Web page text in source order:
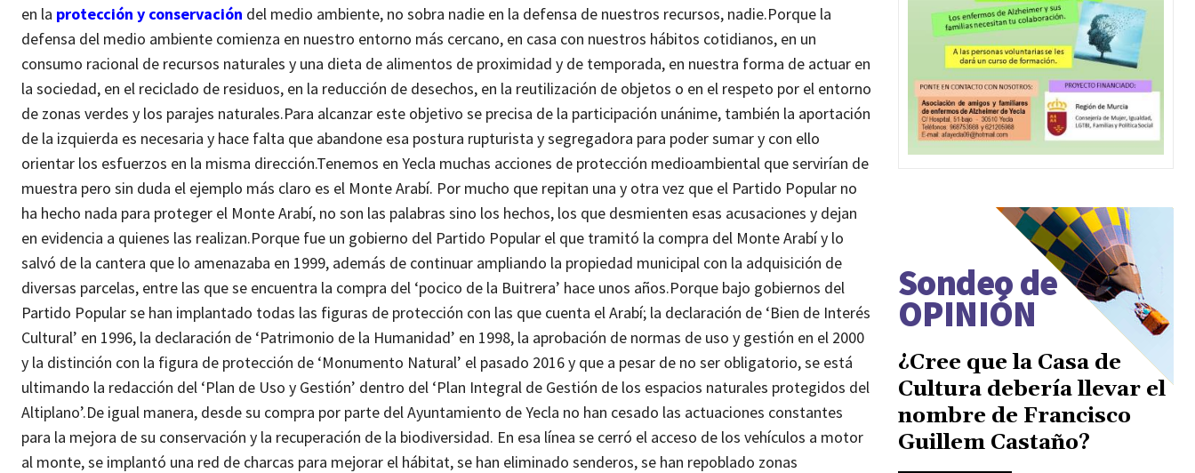
en la protección y conservación del medio ambiente, no sobra nadie en la defensa de nuestros recursos, nadie.Porque la
defensa del medio ambiente comienza en nuestro entorno más cercano, en casa con nuestros hábitos cotidianos, en un
consumo racional de recursos naturales y una dieta de alimentos de proximidad y de temporada, en nuestra forma de actuar en
la sociedad, en el reciclado de residuos, en la reducción de desechos, en la reutilización de objetos o en el respeto por el entorno
de zonas verdes y los parajes naturales.Para alcanzar este objetivo se precisa de la participación unánime, también la aportación
de la izquierda es necesaria y hace falta que abandone esa postura rupturista y segregadora para poder sumar y con ello
orientar los esfuerzos en la misma dirección.Tenemos en Yecla muchas acciones de protección medioambiental que servirían de
muestra pero sin duda el ejemplo más claro es el Monte Arabí. Por mucho que repitan una y otra vez que el Partido Popular no
ha hecho nada para proteger el Monte Arabí, no son las palabras sino los hechos, los que desmienten esas acusaciones y dejan
en evidencia a quienes las realizan.Porque fue un gobierno del Partido Popular el que tramitó la compra del Monte Arabí y lo
salvó de la cantera que lo amenazaba en 1999, además de continuar ampliando la propiedad municipal con la adquisición de
diversas parcelas, entre las que se encuentra la compra del ‘pocico de la Buitrera’ hace unos años.Porque bajo gobiernos del
Partido Popular se han implantado todas las figuras de protección con las que cuenta el Arabí; la declaración de ‘Bien de Interés
Cultural’ en 1996, la declaración de ‘Patrimonio de la Humanidad’ en 1998, la aprobación de normas de uso y gestión en el 2000
y la distinción con la figura de protección de ‘Monumento Natural’ el pasado 2016 y que a pesar de no ser obligatorio, se está
ultimando la redacción del ‘Plan de Uso y Gestión’ dentro del ‘Plan Integral de Gestión de los espacios naturales protegidos del
Altiplano’.De igual manera, desde su compra por parte del Ayuntamiento de Yecla no han cesado las actuaciones constantes
para la mejora de su conservación y la recuperación de la biodiversidad. En esa línea se cerró el acceso de los vehículos a motor
al monte, se implantó una red de charcas para mejorar el hábitat, se han eliminado senderos, se han repoblado zonas
Sondeo de
OPINIÓN
¿Cree que la Casa de
Cultura debería llevar el
nombre de Francisco
Guillem Castaño?